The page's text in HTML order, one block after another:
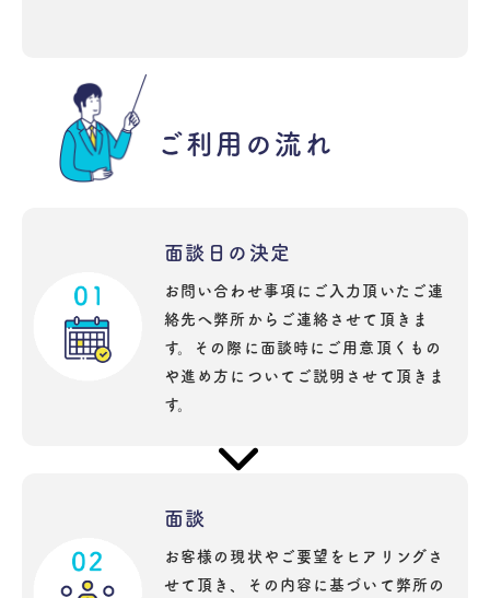
ご利用の流れ
面談日の決定
お問い合わせ事項にご入力頂いたご連
絡先へ弊所からご連絡させて頂きま
す。その際に面談時にご用意頂くもの
や進め方についてご説明させて頂きま
す。
面談
お客様の現状やご要望をヒアリングさ
せて頂き、その内容に基づいて弊所の